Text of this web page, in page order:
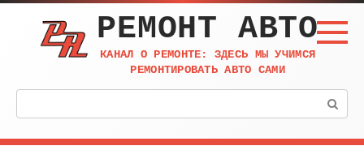
Перейти
контенту
РЕМОНТ АВТО
КАНАЛ О РЕМОНТЕ: ЗДЕСЬ МЫ УЧИМСЯ
РЕМОНТИРОВАТЬ АВТО САМИ
Поиск: